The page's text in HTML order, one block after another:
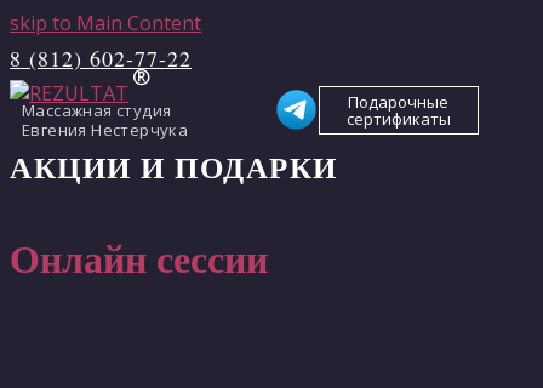
skip to Main Content
8 (812) 602-77-22
Массажная студия
Евгения Нестерчука
Подарочные
сертификаты
АКЦИИ И ПОДАРКИ
Онлайн сессии